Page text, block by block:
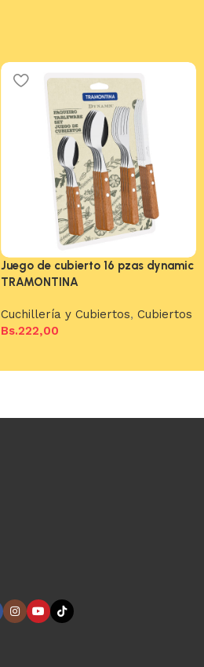
Juego de cubierto 16 pzas dynamic
TRAMONTINA
Cuchillería y Cubiertos,Cubiertos
Bs.222,00